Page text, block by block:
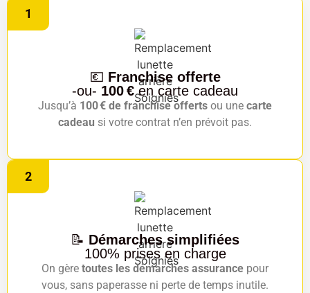
1
💶 Franchise offerte
-ou- 100 €en carte cadeau
Jusqu’à 100 € de franchise offerts ou une carte
cadeau si votre contrat n’en prévoit pas.
2
📝 Démarches simplifiées
100% prises en charge
On gère toutes les démarches assurance pour
vous, sans paperasse ni perte de temps inutile.